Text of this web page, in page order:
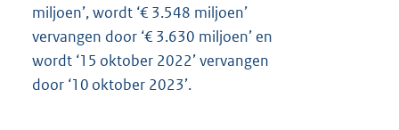
miljoen’, wordt ‘€ 3.548 miljoen’
vervangen door ‘€ 3.630 miljoen’ en
wordt ‘15 oktober 2022’ vervangen
door ‘10 oktober 2023’.